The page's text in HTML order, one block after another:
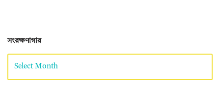
সংরক্ষণাগার